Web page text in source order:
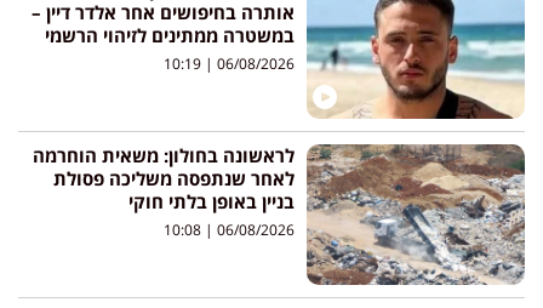
אותרה בחיפושים אחר אלדר דיין –
במשטרה ממתינים לזיהוי הרשמי
06/08/2026
לראשונה בחולון: משאית הוחרמה
לאחר שנתפסה משליכה פסולת
בניין באופן בלתי חוקי
06/08/2026